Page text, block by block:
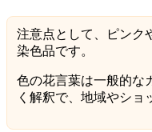
注意点として、ピンク
染色品です。
色の花言葉は一般的な
く解釈で、地域やショ